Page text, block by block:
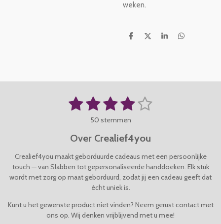
weken.
D
D
S
D
4
1
t
e
r
2
s
t
e
r
r
e
n
3
s
t
e
r
r
e
n
4
s
t
e
r
r
e
n
5
t
e
r
r
e
n
n
50 stemmen
Over Crealief4you
Crealief4you maakt geborduurde cadeaus met een persoonlijke
touch — van Slabben tot gepersonaliseerde handdoeken. Elk stuk
wordt met zorg op maat geborduurd, zodat jij een cadeau geeft dat
écht uniek is.
Kunt u het gewenste product niet vinden? Neem gerust contact met
ons op. Wij denken vrijblijvend met u mee!